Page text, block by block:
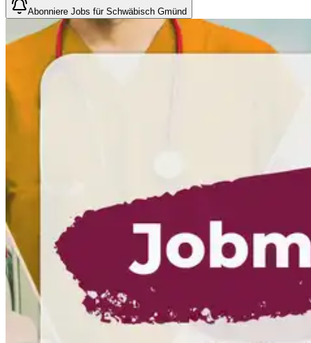
Abonniere Jobs für Schwäbisch Gmünd